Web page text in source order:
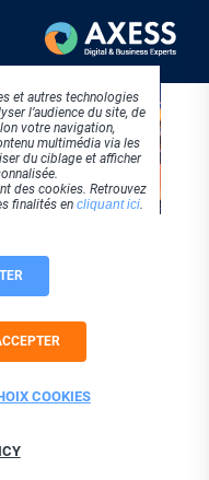
: notre
de la
!
et autres technologies
l’audience du site, de
votre navigation,
multimédia via les
du ciblage et afficher
des cookies. Retrouvez
finalités en cliquant ici.
COOKIES